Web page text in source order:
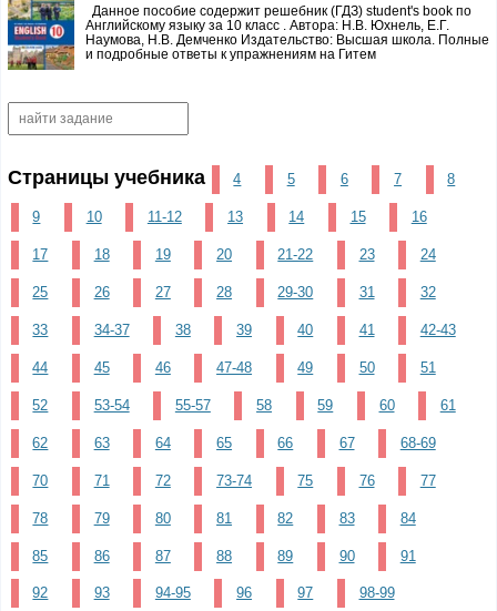
Данное пособие содержит решебник (ГДЗ) student's book по
Английскому языку за 10 класс . Автора: Н.В. Юхнель, Е.Г.
Наумова, Н.В. Демченко Издательство: Высшая школа. Полные
и подробные ответы к упражнениям на Гитем
Страницы учебника 4 5 6 7 8
9 10 11-12 13 14 15 16
17 18 19 20 21-22 23 24
25 26 27 28 29-30 31 32
33 34-37 38 39 40 41 42-43
44 45 46 47-48 49 50 51
52 53-54 55-57 58 59 60 61
62 63 64 65 66 67 68-69
70 71 72 73-74 75 76 77
78 79 80 81 82 83 84
85 86 87 88 89 90 91
92 93 94-95 96 97 98-99